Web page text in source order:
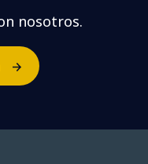
nosotros.